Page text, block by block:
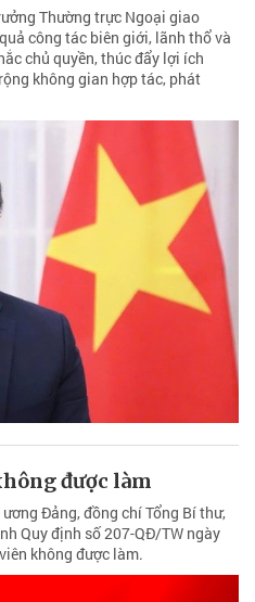
Thường trực Ngoại giao
công tác biên giới, lãnh thổ và
chủ quyền, thúc đẩy lợi ích
không gian hợp tác, phát
được làm
Đảng, đồng chí Tổng Bí thư,
Quy định số 207-QĐ/TW ngày
không được làm.